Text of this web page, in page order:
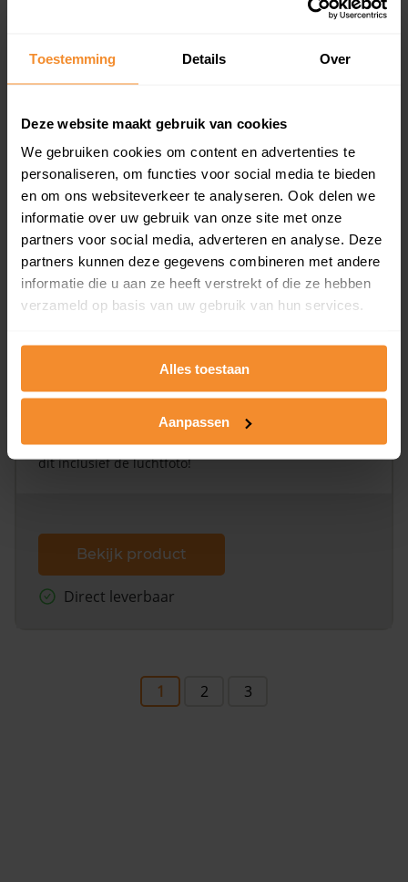
Toestemming Details Over
Deze website maakt gebruik van cookies
We gebruiken cookies om content en advertenties te
personaliseren, om functies voor social media te bieden
en om ons websiteverkeer te analyseren. Ook delen we
informatie over uw gebruik van onze site met onze
partners voor social media, adverteren en analyse. Deze
partners kunnen deze gegevens combineren met andere
informatie die u aan ze heeft verstrekt of die ze hebben
verzameld op basis van uw gebruik van hun services.
Alles toestaan
Aanpassen
Koopsommenoverzicht (1 jaar gratis
Inclusief 1 jaar gratis updates
inclusief een jaar lang gratis updates van nieuwe
koopsommen.
Bekijk product
Direct leverbaar
Kadastrale kaart pakket
Alleen globale ligging perceel
Een uitgebreid overzicht van het perceel en
omliggende percelen met de kadastrale erfgrenzen,
dit inclusief de luchtfoto!
Bekijk product
Direct leverbaar
1 2 3